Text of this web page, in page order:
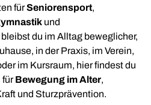
fürSeniorensport,
und
bleibst du im Alltag beweglicher,
in der Praxis, im Verein,
im Kursraum, hier findest du
fürBewegung im Alter,
und Sturzprävention.